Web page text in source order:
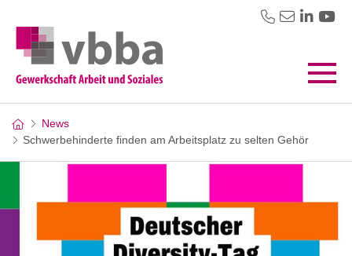
News
Schwerbehinderte finden am Arbeitsplatz zu selten Gehör